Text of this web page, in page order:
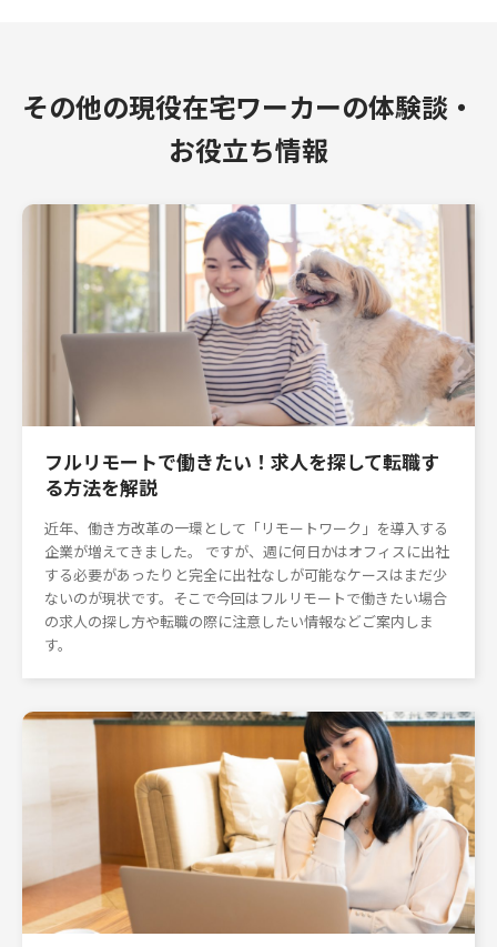
その他の現役在宅ワーカーの体験談・
お役立ち情報
フルリモートで働きたい！求人を探して転職す
る方法を解説
近年、働き方改革の一環として「リモートワーク」を導入する
企業が増えてきました。 ですが、週に何日かはオフィスに出社
する必要があったりと完全に出社なしが可能なケースはまだ少
ないのが現状です。そこで今回はフルリモートで働きたい場合
の求人の探し方や転職の際に注意したい情報などご案内しま
す。